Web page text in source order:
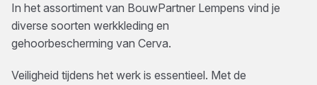
In het assortiment van BouwPartner Lempens vind je
diverse soorten werkkleding en
gehoorbescherming van Cerva.
Veiligheid tijdens het werk is essentieel. Met de